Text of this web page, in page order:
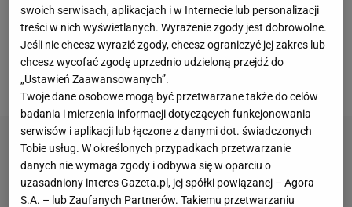
transfery. Z polskiej ekstraklasy odszedł kolejny
utalentowany zawodnik. 20-letni Adrian Benedyczak
został kupiony z Pogoni Szczecin do drugoligowej
Parmy.
swoich serwisach, aplikacjach i w Internecie lub personalizacji
treści w nich wyświetlanych. Wyrażenie zgody jest dobrowolne.
Jeśli nie chcesz wyrazić zgody, chcesz ograniczyć jej zakres lub
chcesz wycofać zgodę uprzednio udzieloną przejdź do
„Ustawień Zaawansowanych”.
Twoje dane osobowe mogą być przetwarzane także do celów
badania i mierzenia informacji dotyczących funkcjonowania
serwisów i aplikacji lub łączone z danymi dot. świadczonych
Tobie usług. W określonych przypadkach przetwarzanie
danych nie wymaga zgody i odbywa się w oparciu o
uzasadniony interes Gazeta.pl, jej spółki powiązanej – Agora
S.A. – lub Zaufanych Partnerów. Takiemu przetwarzaniu